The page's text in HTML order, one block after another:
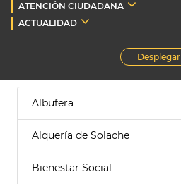
ATENCIÓN CIUDADANA
ACTUALIDAD
Desplegar
Albufera
Alquería de Solache
Bienestar Social